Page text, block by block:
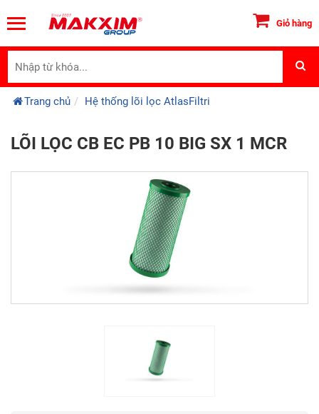
Giỏ hàng
Trang chủ Hệ thống lõi lọc AtlasFiltri
LÕI LỌC CB EC PB 10 BIG SX 1 MCR